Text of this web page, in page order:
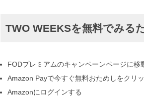
TWO WEEKSを無料でみる
FODプレミアムのキャンペーンページに移
Amazon Payで今すぐ無料おためしをクリ
Amazonにログインする